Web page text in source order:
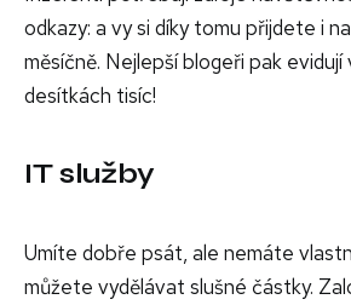
odkazy: a vy si díky tomu přijdete i
měsíčně. Nejlepší blogeři pak evidují
desítkách tisíc!
IT služby
Umíte dobře psát, ale nemáte
můžete vydělávat slušné částky.